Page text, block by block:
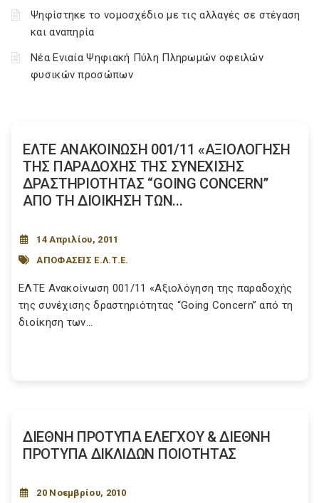
Ψηφίστηκε το νομοσχέδιο με τις αλλαγές σε στέγαση
και αναπηρία
Νέα Ενιαία Ψηφιακή Πύλη Πληρωμών οφειλών
φυσικών προσώπων
ΕΛΤΕ ΑΝΑΚΟΙΝΩΣΗ 001/11 «ΑΞΙΟΛΟΓΗΣΗ
ΤΗΣ ΠΑΡΑΔΟΧΗΣ ΤΗΣ ΣΥΝΕΧΙΣΗΣ
ΔΡΑΣΤΗΡΙΟΤΗΤΑΣ “GOING CONCERN”
ΑΠΟ ΤΗ ΔΙΟΙΚΗΣΗ ΤΩΝ...
14 Απριλίου, 2011
ΑΠΟΦΑΣΕΙΣ Ε.Λ.Τ.Ε.
ΕΛΤΕ Ανακοίνωση 001/11 «Αξιολόγηση της παραδοχής
της συνέχισης δραστηριότητας “Going Concern” από τη
διοίκηση των...
ΔΙΕΘΝΗ ΠΡΟΤΥΠΑ ΕΛΕΓΧΟΥ & ΔΙΕΘΝΗ
ΠΡΟΤΥΠΑ ΔΙΚΛΙΔΩΝ ΠΟΙΟΤΗΤΑΣ
20 Νοεμβρίου, 2010